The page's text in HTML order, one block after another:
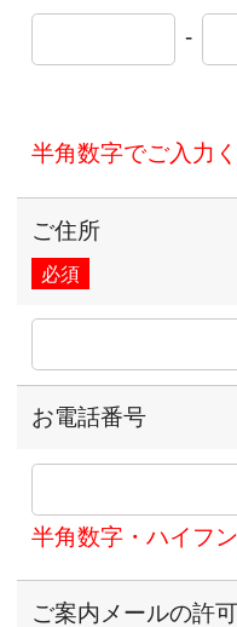
-
半角数字でご入力く
ご住所
必須
お電話番号
半角数字・ハイフ
ご案内メールの許可